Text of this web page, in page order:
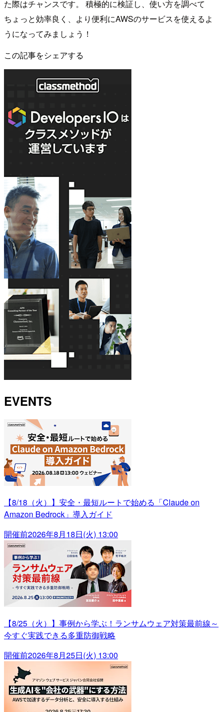
た際はチャンスです。 積極的に検証し、使い方を調べて
ちょっと効率良く、より便利にAWSのサービスを使えるよ
うになってみましょう！
この記事をシェアする
EVENTS
【8/18（火）】安全・最短ルートで始める「Claude on
Amazon Bedrock」導入ガイド
開催前2026年8月18日(火) 13:00
【8/25（火）】事例から学ぶ！ランサムウェア対策最前線～
今すぐ実践できる多重防御戦略
開催前2026年8月25日(火) 13:00